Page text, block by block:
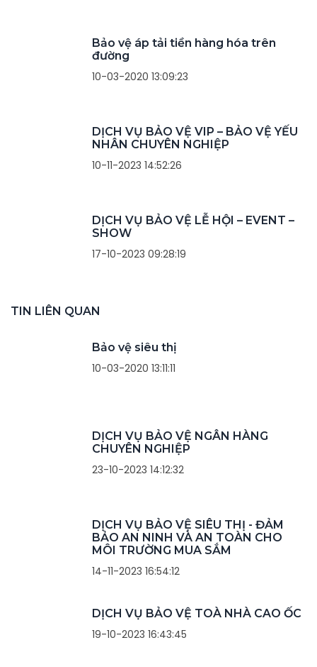
Bảo vệ áp tải tiền hàng hóa trên
đường
10-03-2020 13:09:23
DỊCH VỤ BẢO VỆ VIP – BẢO VỆ YẾU
NHÂN CHUYÊN NGHIỆP
10-11-2023 14:52:26
DỊCH VỤ BẢO VỆ LỄ HỘI – EVENT –
SHOW
17-10-2023 09:28:19
TIN LIÊN QUAN
Bảo vệ siêu thị
10-03-2020 13:11:11
DỊCH VỤ BẢO VỆ NGÂN HÀNG
CHUYÊN NGHIỆP
23-10-2023 14:12:32
DỊCH VỤ BẢO VỆ SIÊU THỊ - ĐẢM
BẢO AN NINH VÀ AN TOÀN CHO
MÔI TRƯỜNG MUA SẮM
14-11-2023 16:54:12
DỊCH VỤ BẢO VỆ TOÀ NHÀ CAO ỐC
19-10-2023 16:43:45